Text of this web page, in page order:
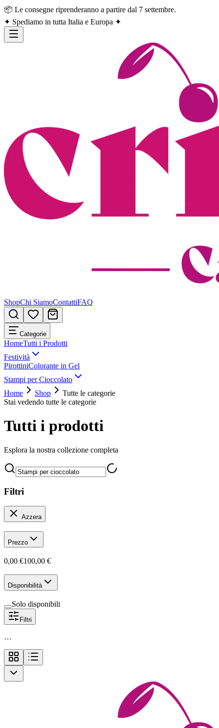
📦 Le consegne riprenderanno a partire dal 7 settembre.
✦ Spediamo in tutta Italia e Europa ✦
ShopChi SiamoContattiFAQ
Categorie
HomeTutti i Prodotti
Festività
PirottiniColorante in Gel
Stampi per Cioccolato
Home
Shop
Tutte le categorie
Stai vedendo tutte le categorie
Tutti i prodotti
Esplora la nostra collezione completa
Filtri
Azzera
Prezzo
0,00 €100,00 €
Disponibilità
Solo disponibili
Filtri
…